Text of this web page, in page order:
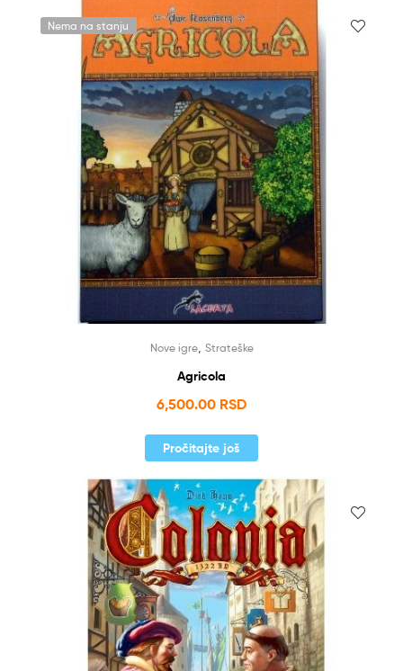
Nema na stanju
Nove igre, Strateške
Agricola
6,500.00 RSD
Pročitajte još